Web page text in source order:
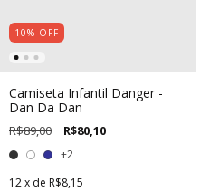
10% OFF
Camiseta Infantil Danger -
Dan Da Dan
R$89,00 R$80,10
+2
12x de R$8,15